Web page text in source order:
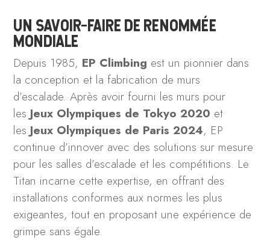
UN SAVOIR-FAIRE DE RENOMMÉE
MONDIALE
Depuis 1985, EP Climbing est un pionnier dans
la conception et la fabrication de murs
d’escalade. Après avoir fourni les murs pour
les Jeux Olympiques de Tokyo 2020 et
les Jeux Olympiques de Paris 2024, EP
continue d’innover avec des solutions sur mesure
pour les salles d’escalade et les compétitions. Le
Titan incarne cette expertise, en offrant des
installations conformes aux normes les plus
exigeantes, tout en proposant une expérience de
grimpe sans égale.